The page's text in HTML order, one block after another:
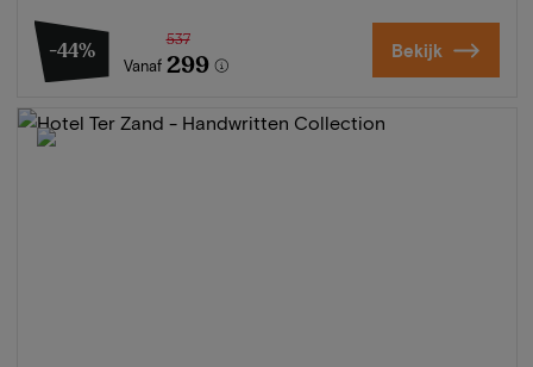
-44%
Vanaf
537
299 Bekijk